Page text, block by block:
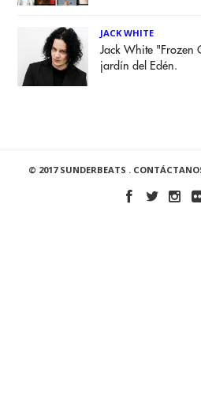
JACK WHITE
Jack White "Frozen
jardín del Edén.
© 2017 SUNDERBEATS .